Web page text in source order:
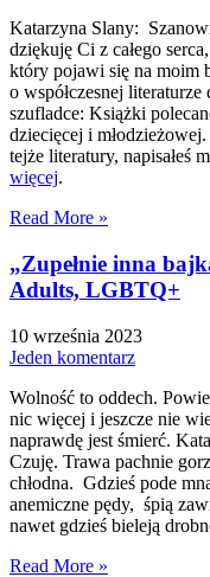
Katarzyna Slany:
dziękuję Ci z całego
który pojawi się na moim
o współczesnej
szufladce: Książki
dziecięcej i
tejże literatury, napisałeś
więcej.
Read More »
„Zupełnie inna
Adults, LGBTQ+
10 września 2023
Jeden komentarz
Wolność to oddech.
nic więcej i jeszcze nie
naprawdę jest śmierć.
Czuję. Trawa pachnie
chłodna. Gdzieś pode
anemiczne pędy, śpią
nawet gdzieś bieleją
Read More »